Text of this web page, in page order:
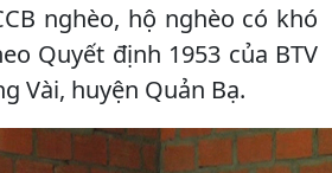
nghèo, hộ nghèo có khó
Quyết định 1953 của BTV
Vài, huyện Quản Bạ.